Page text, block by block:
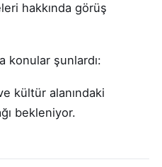
hakkında görüş
konular şunlardı:
kültür alanındaki
bekleniyor.